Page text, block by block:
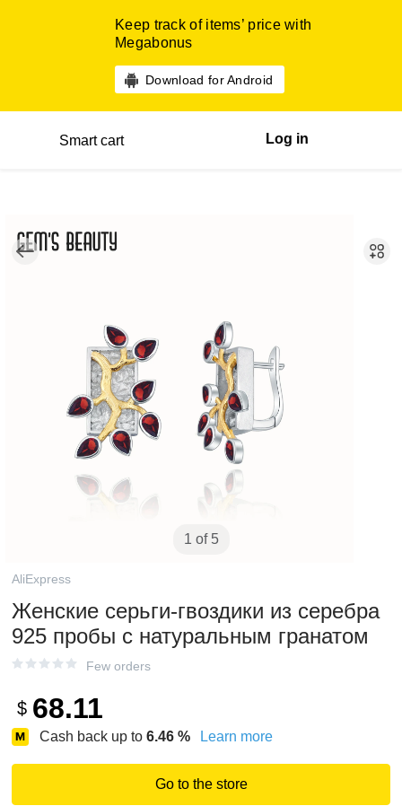
Keep track of items’ price with
Megabonus
Download for Android
Smart cart Log in
1 of 5
AliExpress
Женские серьги-гвоздики из серебра
925 пробы с натуральным гранатом
Few orders
$ 68.11
Cash back up to 6.46 % Learn more
Go to the store